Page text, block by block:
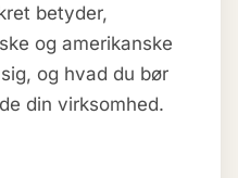
betyder,
og amerikanske
og hvad du bør
din virksomhed.